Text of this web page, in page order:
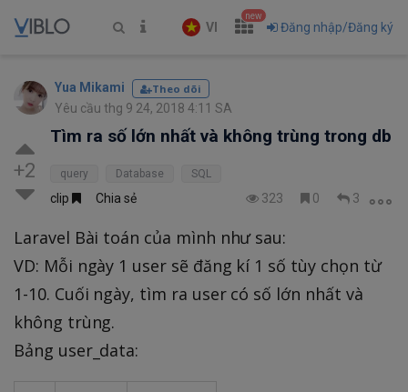
VI
new
Đăng nhập/Đăng ký
Yua Mikami Theo dõi
Yêu cầu thg 9 24, 2018 4:11 SA
+2
Tìm ra số lớn nhất và không trùng trong db
query Database SQL
clip Chia sẻ 323 0 3
Laravel Bài toán của mình như sau:
VD: Mỗi ngày 1 user sẽ đăng kí 1 số tùy chọn từ
1-10. Cuối ngày, tìm ra user có số lớn nhất và
không trùng.
Bảng user_data: